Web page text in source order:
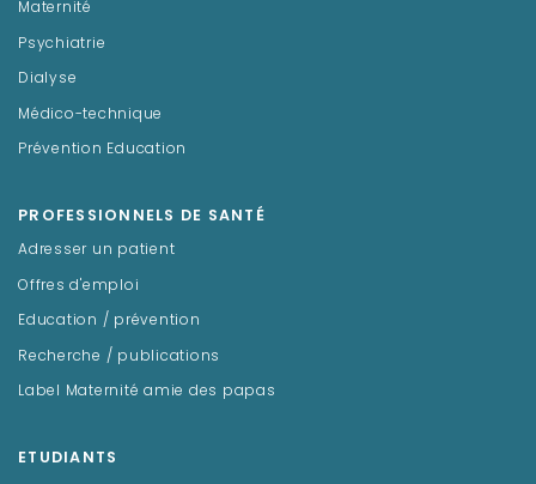
Maternité
Psychiatrie
Dialyse
Médico-technique
Prévention Education
PROFESSIONNELS DE SANTÉ
Adresser un patient
Offres d'emploi
Education / prévention
Recherche / publications
Label Maternité amie des papas
ETUDIANTS